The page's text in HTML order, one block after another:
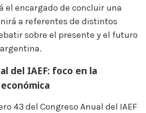
el encargado de concluir una
a referentes de distintos
sobre el presente y el futuro
del IAEF: foco en la
43 del Congreso Anual del IAEF